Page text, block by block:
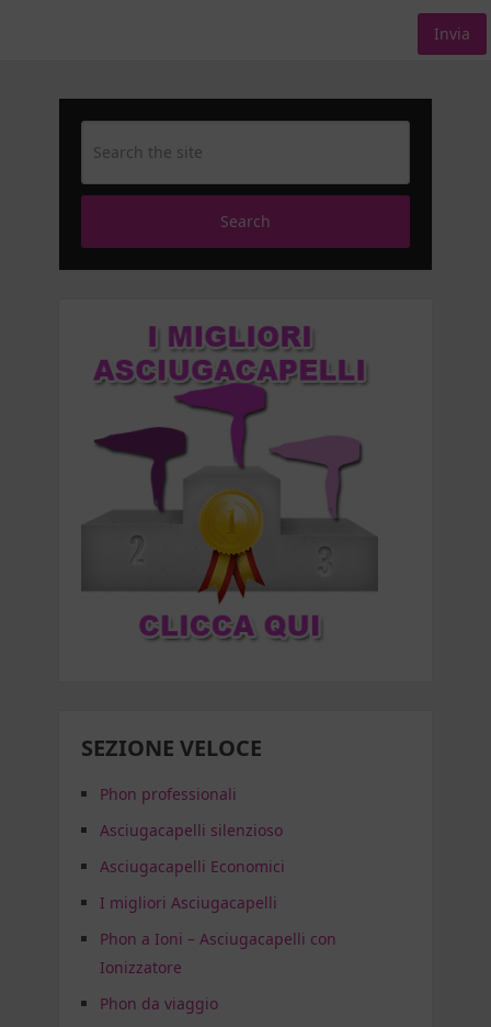
Search
SEZIONE VELOCE
Phon professionali
Asciugacapelli silenzioso
Asciugacapelli Economici
I migliori Asciugacapelli
Phon a Ioni – Asciugacapelli con
Ionizzatore
Phon da viaggio